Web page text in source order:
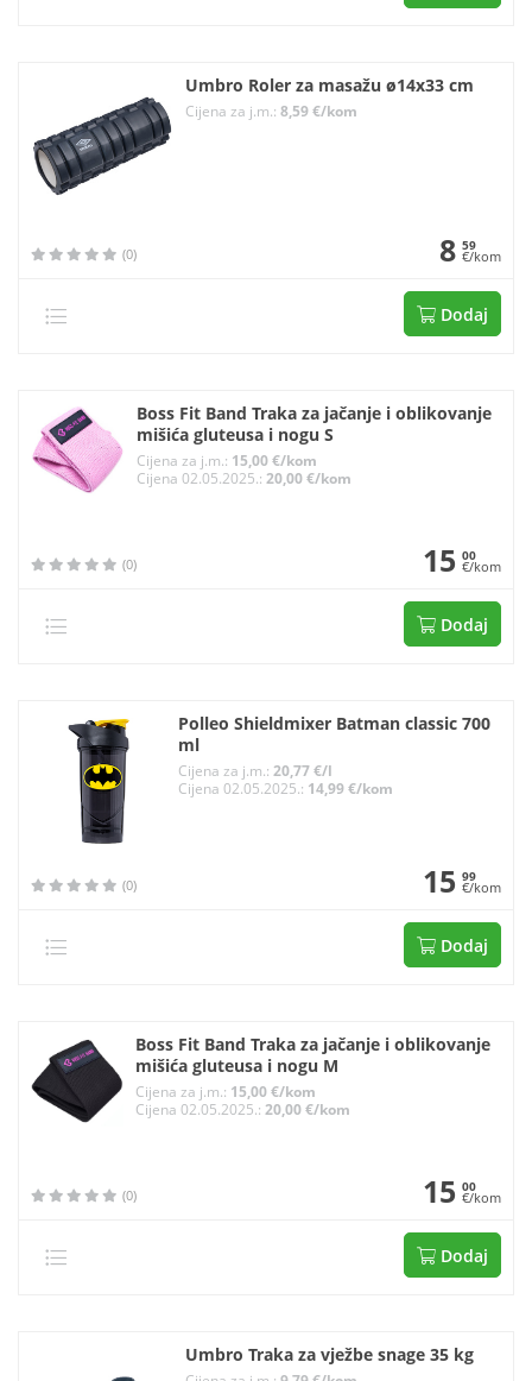
Umbro Roler za masažu ø14x33 cm
Cijena za j.m.: 8,59 €/kom
(0) 8 59
€/kom
Dodaj
Boss Fit Band Traka za jačanje i oblikovanje
mišića gluteusa i nogu S
Cijena za j.m.: 15,00 €/kom
Cijena 02.05.2025.: 20,00 €/kom
(0) 15 00
€/kom
Dodaj
Polleo Shieldmixer Batman classic 700
ml
Cijena za j.m.:20,77 €/l
Cijena 02.05.2025.: 14,99 €/kom
(0) 15 99
€/kom
Dodaj
Boss Fit Band Traka za jačanje i oblikovanje
mišića gluteusa i nogu M
Cijena za j.m.: 15,00 €/kom
Cijena 02.05.2025.: 20,00 €/kom
(0) 15 00
€/kom
Dodaj
Umbro Traka za vježbe snage 35 kg